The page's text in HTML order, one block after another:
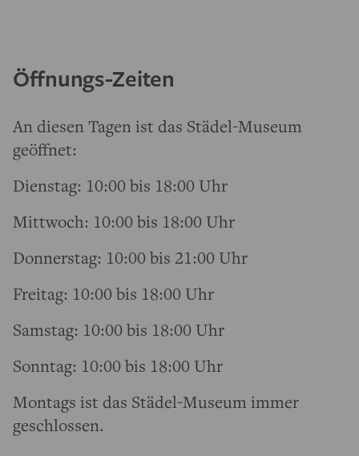
Öffnungs-Zeiten
An diesen Tagen ist das Städel-Museum
geöffnet:
Dienstag: 10:00 bis 18:00 Uhr
Mittwoch: 10:00 bis 18:00 Uhr
Donnerstag: 10:00 bis 21:00 Uhr
Freitag: 10:00 bis 18:00 Uhr
Samstag: 10:00 bis 18:00 Uhr
Sonntag: 10:00 bis 18:00 Uhr
Montags ist das Städel-Museum immer
geschlossen.